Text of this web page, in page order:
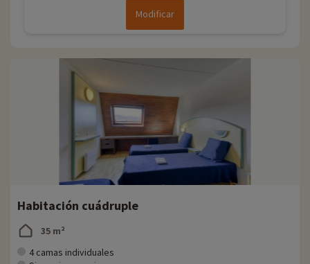
Modificar
Habitación cuádruple
35 m²
4 camas individuales